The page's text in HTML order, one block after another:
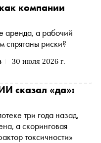
30 июля 2026 г.
компании
а рабочий
спрятаны риски?
сказал «да»:
три года назад,
а скоринговая
токсичности»